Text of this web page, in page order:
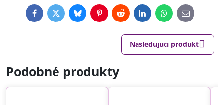
FacebookTwitterBlueskyPinterestRedditLinkedInWhatsApp
E-
mail
Nasledujúci produkt
Podobné produkty